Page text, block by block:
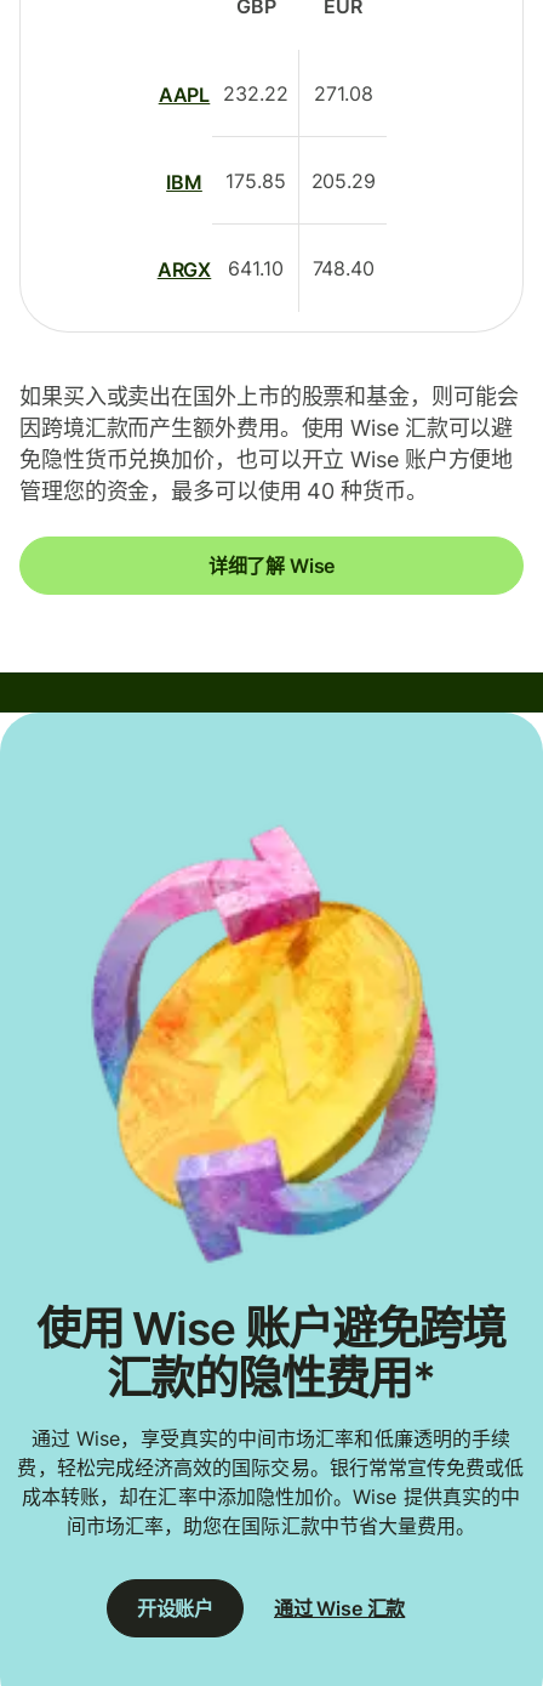
AAPL
IBM
ARGX
GBP
232.22
175.85
641.10
EUR
271.08
205.29
748.40
如果买入或卖出在国外上市的股票和基金，则可能会
因跨境汇款而产生额外费用。使用 Wise 汇款可以避
免隐性货币兑换加价，也可以开立 Wise 账户方便地
管理您的资金，最多可以使用 40 种货币。
详细了解 Wise
使用 Wise 账户避免跨境
汇款的隐性费用*
通过 Wise，享受真实的中间市场汇率和低廉透明的手续
费，轻松完成经济高效的国际交易。银行常常宣传免费或低
成本转账，却在汇率中添加隐性加价。Wise 提供真实的中
间市场汇率，助您在国际汇款中节省大量费用。
开设账户 通过 Wise 汇款